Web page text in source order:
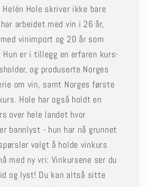
Helén Hole skriver ikke bare
arbeidet med vin i 26 år,
vinimport og 20 år som
er i tillegg en erfaren kurs-
og produserte Norges
om vin, samt Norges første
Hole har også holdt en
over hele landet hvor
bannlyst - hun har nå grunnet
valgt å holde vinkurs
med ny vri: Vinkursene ser du
og lyst! Du kan altså sitte